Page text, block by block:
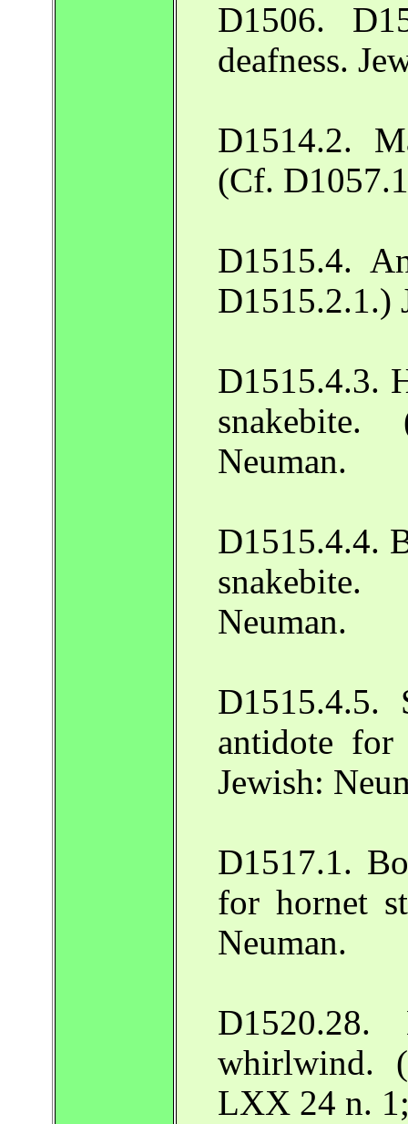
D1506.
deafness.
D1514.2.
(Cf.
D1515.4.
D1515.2.1.)
D1515.4.3.
Neuman.
D1515.4.4.
Neuman.
D1515.4.5.
antidote for
Jewish:
D1517.1.
for hornet
Neuman.
D1520.28.
whirlwind.
LXX 24 n.